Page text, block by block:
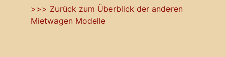
>>> Zurück zum Überblick der anderen
Mietwagen Modelle